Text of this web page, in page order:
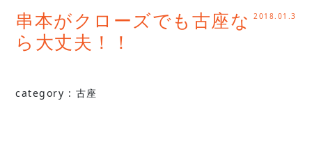
串本がクローズでも古座な
ら大丈夫！！
2018.01.3
category : 古座